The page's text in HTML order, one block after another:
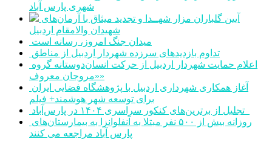
شهری پارس آباد
شهیدان والامقام اردبیل
میدان جنگ امروز، رسانه است
تداوم بازدیدهای سرزده شهردار اردبیل از مناطق
«مروجان معروف»
برای توسعه شهر هوشمند+ فیلم
پارس آباد مراجعه می کنند